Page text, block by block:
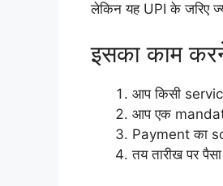
लेकिन यह UPI के जरिए
इसका काम
आप किसी
आप एक
Payment का
तय तारीख पर